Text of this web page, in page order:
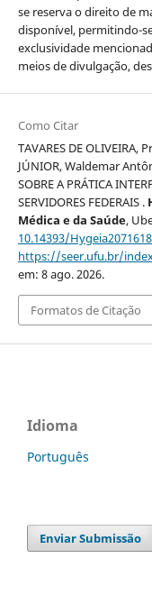
se reserva o direito de
disponível, permitindo-
exclusividade
meios de divulgação,
Como Citar
TAVARES DE OLIVEIRA,
JÚNIOR, Waldemar
SOBRE A PRÁTICA
SERVIDORES FEDERAIS .
Médica e da Saúde,
10.14393/Hygeia2071618
https://seer.ufu.br/
em: 8 ago. 2026.
Formatos de Citação
Idioma
Português
Enviar Submissão